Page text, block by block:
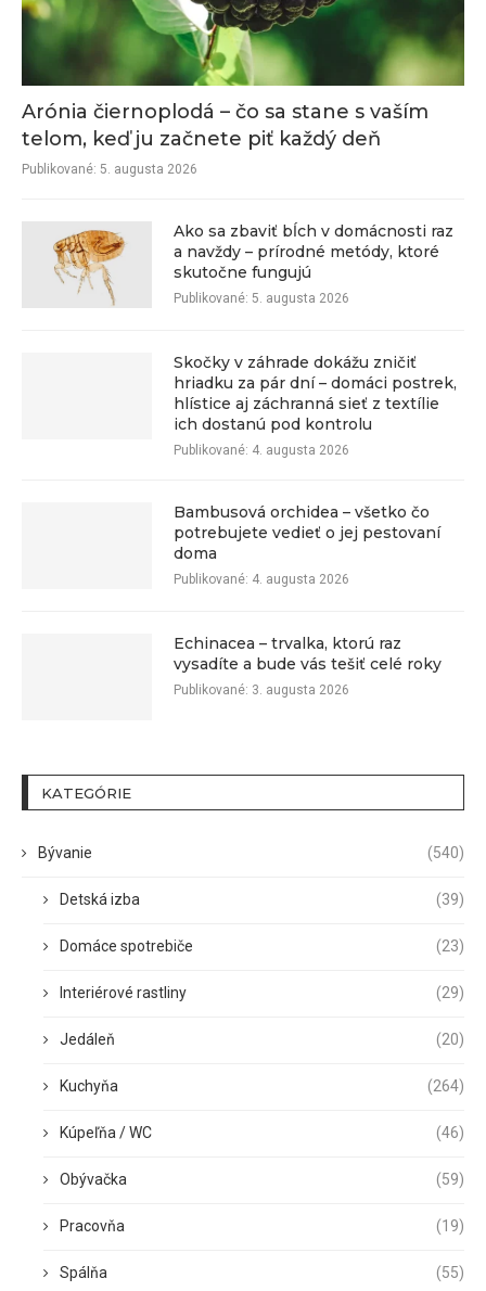
Arónia čiernoplodá – čo sa stane s vaším
telom, keď ju začnete piť každý deň
Publikované: 5. augusta 2026
Ako sa zbaviť bĺch v domácnosti raz
a navždy – prírodné metódy, ktoré
skutočne fungujú
Publikované: 5. augusta 2026
Skočky v záhrade dokážu zničiť
hriadku za pár dní – domáci postrek,
hlístice aj záchranná sieť z textílie
ich dostanú pod kontrolu
Publikované: 4. augusta 2026
Bambusová orchidea – všetko čo
potrebujete vedieť o jej pestovaní
doma
Publikované: 4. augusta 2026
Echinacea – trvalka, ktorú raz
vysadíte a bude vás tešiť celé roky
Publikované: 3. augusta 2026
KATEGÓRIE
Bývanie (540)
Detská izba (39)
Domáce spotrebiče (23)
Interiérové rastliny (29)
Jedáleň (20)
Kuchyňa (264)
Kúpeľňa / WC (46)
Obývačka (59)
Pracovňa (19)
Spálňa (55)